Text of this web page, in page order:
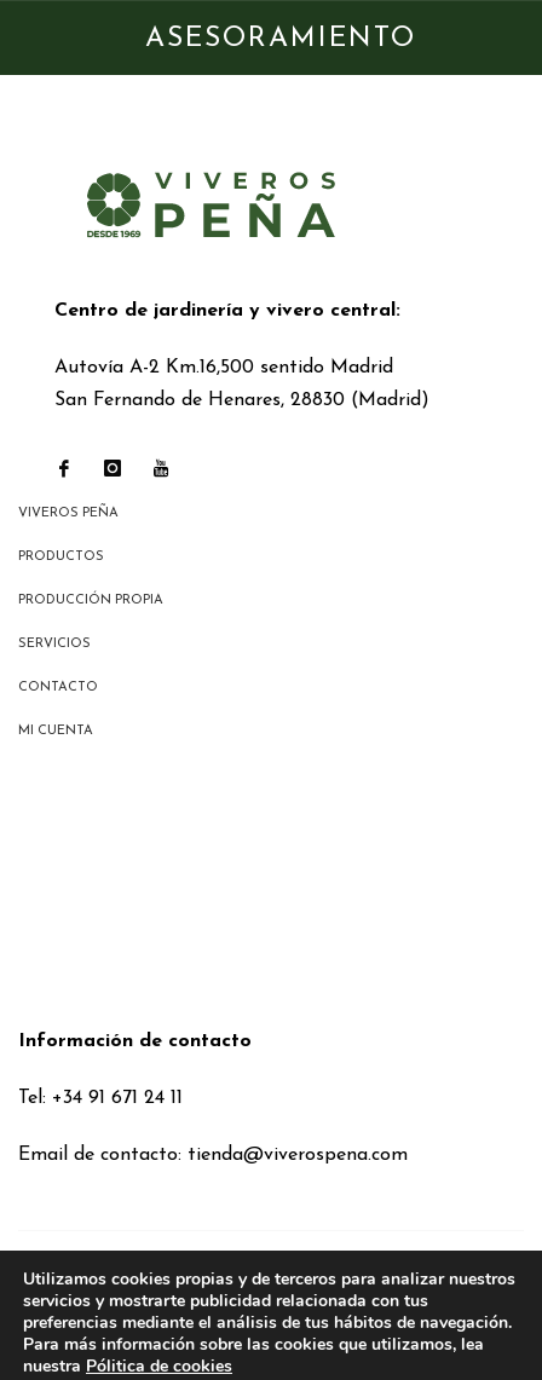
ASESORAMIENTO
Centro de jardinería y vivero central:
Autovía A-2 Km.16,500 sentido Madrid
San Fernando de Henares, 28830 (Madrid)
VIVEROS PEÑA
PRODUCTOS
PRODUCCIÓN PROPIA
SERVICIOS
CONTACTO
MI CUENTA
Información de contacto
Tel: +34 91 671 24 11
Email de contacto: tienda@viverospena.com
Condiciones generales
Aviso legal
Política de Cookies
Utilizamos cookies propias y de terceros para analizar nuestros
servicios y mostrarte publicidad relacionada con tus
preferencias mediante el análisis de tus hábitos de navegación.
Para más información sobre las cookies que utilizamos, lea
nuestra Pólitica de cookies